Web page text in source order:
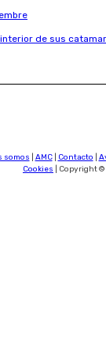
de sus
somos AMC| Contacto
Cookies | Copyright